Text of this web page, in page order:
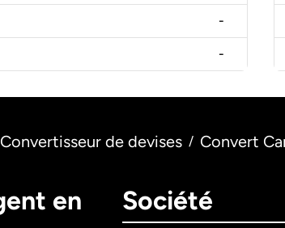
-
-
Convertisseur de devises / Convert
en
Société